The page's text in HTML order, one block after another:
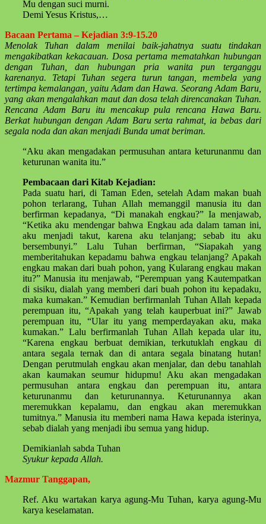
Mu dengan suci murni.
Demi Yesus Kristus,…
Bacaan Pertama – Kejadian 3:9-15.20
Menolak Tuhan dalam menilai baik-jahatnya suatu tindakan
mengakibatkan kekacauan. Dosa pertama mematahkan hubungan
dengan Tuhan, dan hubungan pria wanita pun terganggu
karenanya. Tetapi Tuhan segera turun tangan, membela yang
tertimpa kemalangan, yaitu Adam dan Hawa. Seorang Adam Baru,
yang akan mengalahkan maut dan dosa telah direncanakan Tuhan.
Rencana Adam Baru itu mencakup pula rencana Hawa Baru.
Berkat hubungan dengan Adam Baru serta rahmat, ia bebas dari
segala noda dan akan menjadi Bunda umat beriman.
“Aku akan mengadakan permusuhan antara keturunanmu dan
keturunan wanita itu.”
Pembacaan dari Kitab Kejadian:
Pada suatu hari, di Taman Eden, setelah Adam makan buah
pohon terlarang, Tuhan Allah memanggil manusia itu dan
berfirman kepadanya, “Di manakah engkau?” Ia menjawab,
“Ketika aku mendengar bahwa Engkau ada dalam taman ini,
aku menjadi takut, karena aku telanjang; sebab itu aku
bersembunyi.” Lalu Tuhan berfirman, “Siapakah yang
memberitahukan kepadamu bahwa engkau telanjang? Apakah
engkau makan dari buah pohon, yang Kularang engkau makan
itu?” Manusia itu menjawab, “Perempuan yang Kautempatkan
di sisiku, dialah yang memberi dari buah pohon itu kepadaku,
maka kumakan.” Kemudian berfirmanlah Tuhan Allah kepada
perempuan itu, “Apakah yang telah kauperbuat ini?” Jawab
perempuan itu, “Ular itu yang memperdayakan aku, maka
kumakan.” Lalu berfirmanlah Tuhan Allah kepada ular itu,
“Karena engkau berbuat demikian, terkutuklah engkau di
antara segala ternak dan di antara segala binatang hutan!
Dengan perutmulah engkau akan menjalar, dan debu tanahlah
akan kaumakan seumur hidupmu! Aku akan mengadakan
permusuhan antara engkau dan perempuan itu, antara
keturunanmu dan keturunannya. Keturunannya akan
meremukkan kepalamu, dan engkau akan meremukkan
tumitnya.” Manusia itu memberi nama Hawa kepada isterinya,
sebab dialah yang menjadi ibu semua yang hidup.
Demikianlah sabda Tuhan
Syukur kepada Allah.
Mazmur Tanggapan,
Ref. Aku wartakan karya agung-Mu Tuhan, karya agung-Mu
karya keselamatan.